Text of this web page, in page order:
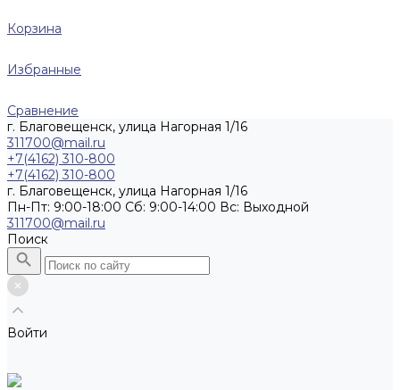
Корзина
Избранные
Сравнение
г. Благовещенск, улица Нагорная 1/16
311700@mail.ru
+7(4162) 310-800
+7(4162) 310-800
г. Благовещенск, улица Нагорная 1/16
Пн-Пт: 9:00-18:00 Cб: 9:00-14:00 Вс: Выходной
311700@mail.ru
Поиск
Войти